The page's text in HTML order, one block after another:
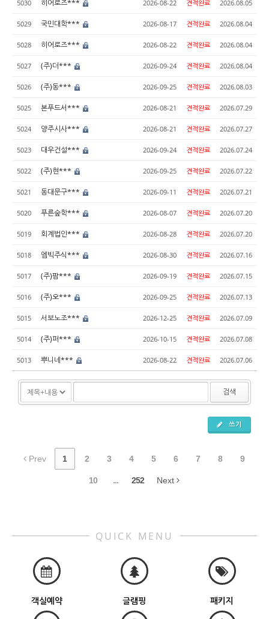
5030 히어로즈*** 2026-08-22 견적완료 2026.08.05
5029 국민대학*** 2026-08-17 견적완료 2026.08.04
5028 히어로즈*** 2026-08-22 견적완료 2026.08.04
5027 (주)더*** 2026-09-24 견적완료 2026.08.04
5026 (주)동*** 2026-09-25 견적완료 2026.08.03
5025 본푸드서*** 2026-08-21 견적완료 2026.07.29
5024 양주시사*** 2026-08-21 견적완료 2026.07.27
5023 대우건설*** 2026-09-24 견적완료 2026.07.24
5022 (주)현*** 2026-09-25 견적완료 2026.07.22
5021 동대문구*** 2026-09-11 견적완료 2026.07.21
5020 푸른숲학*** 2026-08-07 견적완료 2026.07.20
5019 회계법인*** 2026-08-28 견적완료 2026.07.20
5018 엠빅주식*** 2026-08-30 견적완료 2026.07.16
5017 (주)팜*** 2026-09-19 견적완료 2026.07.15
5016 (주)오*** 2026-09-25 견적완료 2026.07.13
5015 서보노조*** 2026-12-25 견적완료 2026.07.09
5014 (주)퍼*** 2026-10-15 견적완료 2026.07.08
5013 뿌니네*** 2026-08-22 견적완료 2026.07.06
검색
쓰기
Prev 1 2 3 4 5 6 7 8 9
10 ... 252 Next
QUICK MENU
객실예약 글램핑 패키지